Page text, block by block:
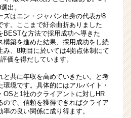
出。
ズはエン・ジャパン出身の代表が8
す。ここまで紆余曲折ありました
BESTな方法で採用成功へ導きた
構築を進めた結果、採用成功をし続
み、8期目に於いては4拠点体制にて
価を得だしています。
と共に年収を高めていきたい。と考
環境です。具体的にはアルバイト・
OSと1社のクライアントに対しHR
ので、信頼を獲得できればクライア
の良い関係に成り得ます。